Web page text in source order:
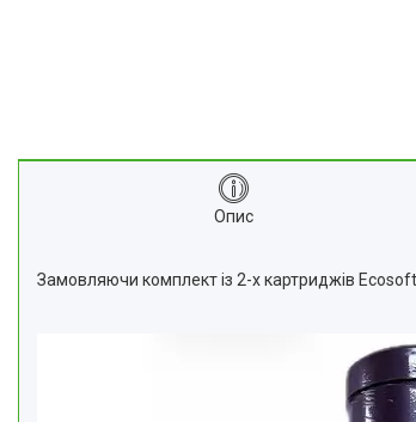
Опис
Замовляючи комплект із 2-х картриджів